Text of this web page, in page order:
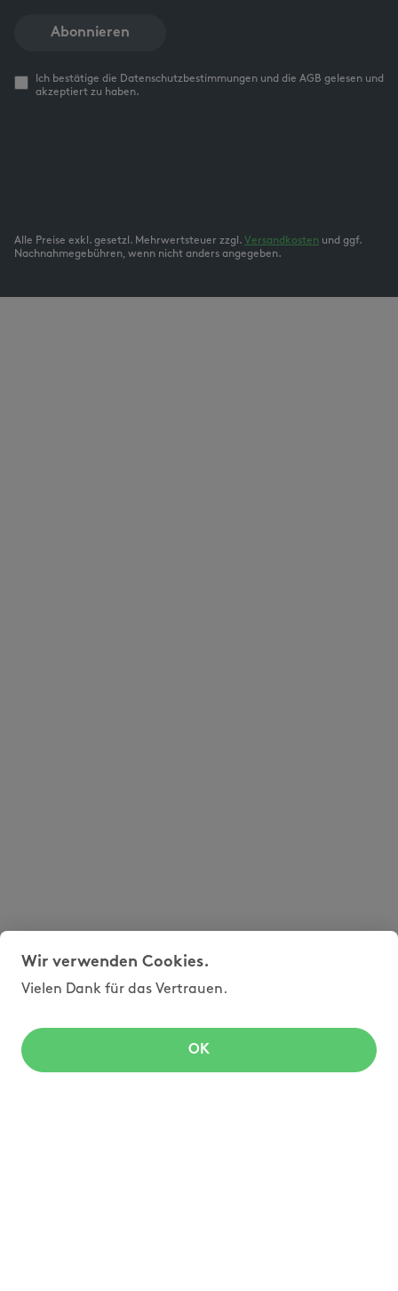
Abonnieren
Ich bestätige die Datenschutzbestimmungen und die AGB gelesen und
akzeptiert zu haben.
Alle Preise exkl. gesetzl. Mehrwertsteuer zzgl. Versandkosten und ggf.
Nachnahmegebühren, wenn nicht anders angegeben.
Wir verwenden Cookies.
Vielen Dank für das Vertrauen.
OK